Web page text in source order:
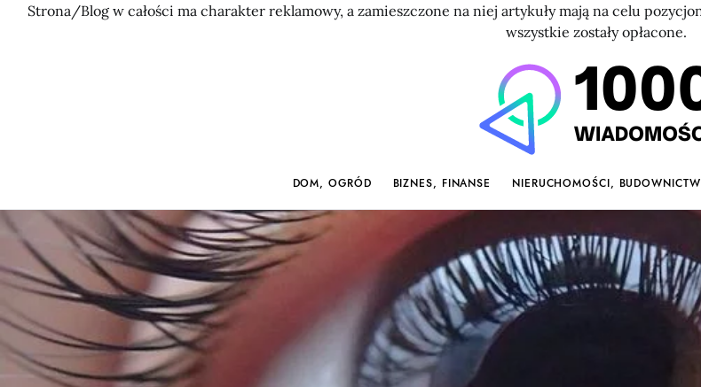
Strona/Blog w całości ma charakter reklamowy, a zamieszczone na niej artykuły mają na celu
wszystkie zostały opłacone.
DOM, OGRÓD BIZNES, FINANSE NIERUCHOMOŚCI,